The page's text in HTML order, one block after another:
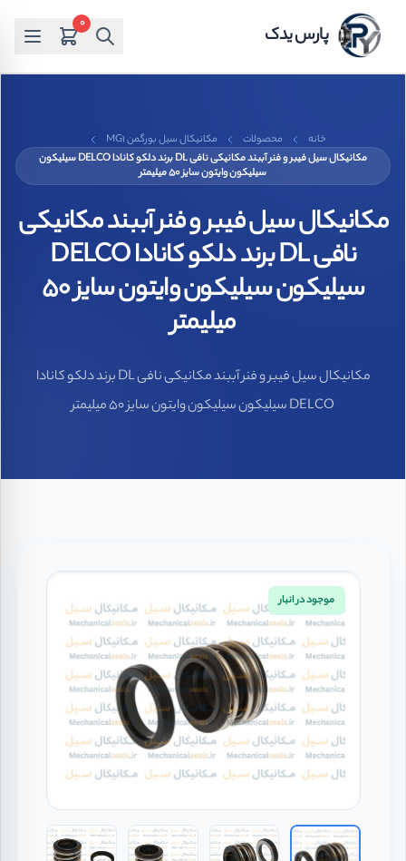
پارس یدک 0
خانه محصولات
مکانیکال سیل بورگمن MG1
مکانیکال سیل فیبر و فنر آببند مکانیکی نافی DL برند دلکو کانادا DELCO سیلیکون
سیلیکون وایتون سایز 50 میلیمتر
مکانیکال سیل فیبر و فنر آببند مکانیکی
نافی DL برند دلکو کانادا DELCO
سیلیکون سیلیکون وایتون سایز 50
میلیمتر
مکانیکال سیل فیبر و فنر آببند مکانیکی نافی DL برند دلکو کانادا
DELCO سیلیکون سیلیکون وایتون سایز 50 میلیمتر
موجود در انبار